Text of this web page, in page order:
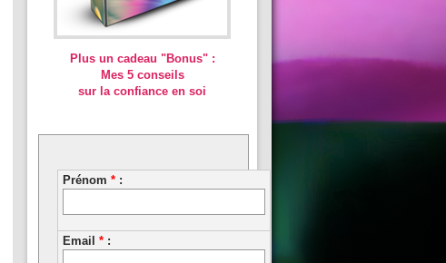
Plus un cadeau "Bonus" :
Mes 5 conseils
sur la confiance en soi
Prénom * :
Email * :